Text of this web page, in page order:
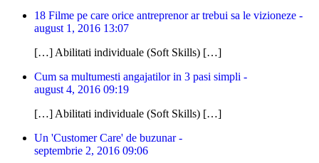
18 Filme pe care orice antreprenor ar trebui sa le vizioneze -
august 1, 2016 13:07
[…] Abilitati individuale (Soft Skills) […]
Cum sa multumesti angajatilor in 3 pasi simpli -
august 4, 2016 09:19
[…] Abilitati individuale (Soft Skills) […]
Un 'Customer Care' de buzunar -
septembrie 2, 2016 09:06